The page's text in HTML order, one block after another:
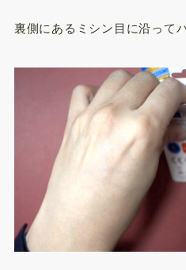
裏側にあるミシン目に沿って